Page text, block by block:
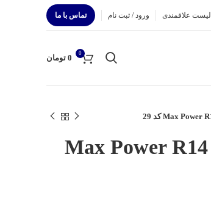
لیست علاقمندی ورود / ثبت نام تماس با ما
0
0 تومان
گیگاسل باتری متوسط Max Power R14